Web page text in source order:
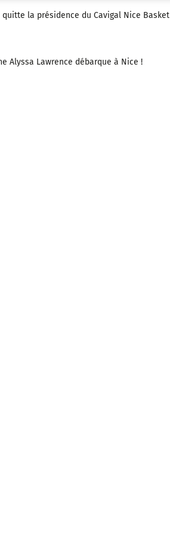
quitte la présidence du Cavigal Nice Basket
Alyssa Lawrence débarque à Nice !